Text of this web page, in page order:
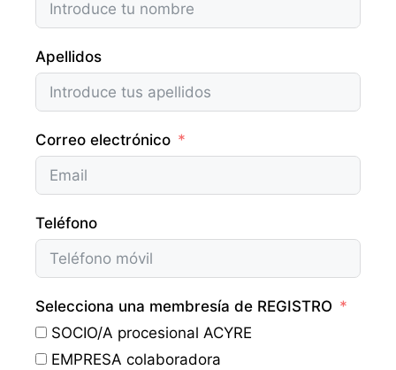
Apellidos
Correo electrónico
Teléfono
Selecciona una membresía de REGISTRO
SOCIO/A procesional ACYRE
EMPRESA colaboradora